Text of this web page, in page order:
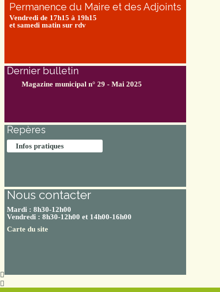
Permanence du Maire et des Adjoints
Vendredi de 17h15 à 19h15
et samedi matin sur rdv
Dernier bulletin
Magazine municipal n° 29 - Mai 2025
Repères
Infos pratiques
Nous contacter
Mardi : 8h30-12h00
Vendredi : 8h30-12h00 et 14h00-16h00
Carte du site